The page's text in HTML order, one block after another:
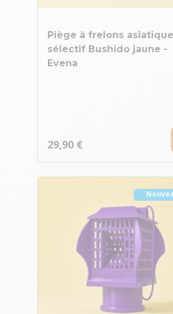
Piège à frelons
sélectif Bushido jaune -
Evena
29,90 €